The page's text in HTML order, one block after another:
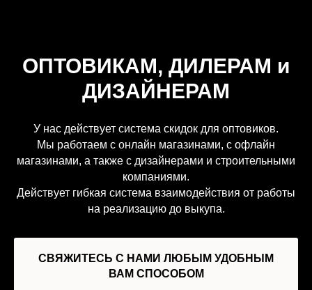
ОПТОВИКАМ, ДИЛЕРАМ и
ДИЗАЙНЕРАМ
У нас действует система скидок для оптовиков.
Мы работаем с онлайн магазинами, с офлайн
магазинами, а также с дизайнерами и строительными
компаниями.
Действует гибкая система взаимодействия от работы
на реализацию до выкупа.
СВЯЖИТЕСЬ С НАМИ ЛЮБЫМ УДОБНЫМ
ВАМ СПОСОБОМ